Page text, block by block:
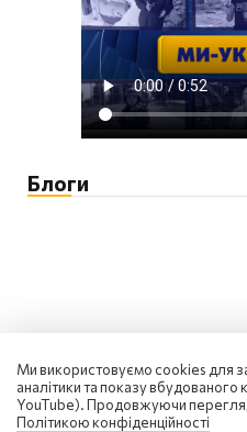
Блоги
Ми використовуємо cookies для
аналітики та показу вбудованого
YouTube). Продовжуючи
Політикою конфіденційності